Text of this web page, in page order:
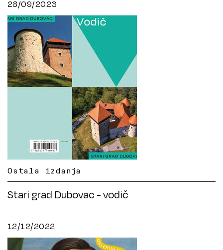
28/09/2023
Ostala izdanja
Stari grad Dubovac - vodič
12/12/2022